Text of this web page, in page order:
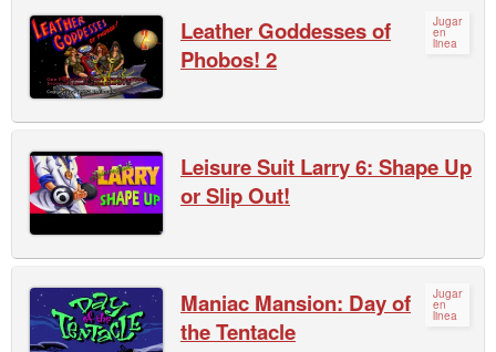
Jugar
en
linea
Leather Goddesses of
Phobos! 2
Leisure Suit Larry 6: Shape Up
or Slip Out!
Jugar
en
linea
Maniac Mansion: Day of
the Tentacle